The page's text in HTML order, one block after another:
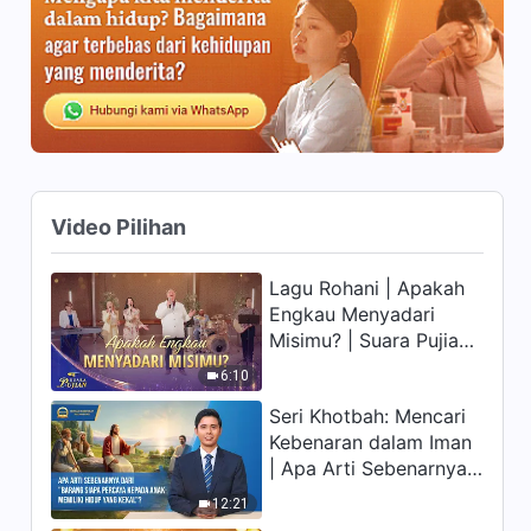
11:05
10:44
Firman Tuhan Harian:
Inkarnasi | Kutipan 117
7:34
13:22
Firman Tuhan Harian:
Inkarnasi | Kutipan 119
9:50
Firman Tuhan Harian:
Inkarnasi | Kutipan 120
Video Pilihan
6:10
Lagu Rohani | Apakah
Engkau Menyadari
Misimu? | Suara Pujian
12:21
Seri Khotbah: Mencari
Kebenaran dalam Iman
| Apa Arti Sebenarnya